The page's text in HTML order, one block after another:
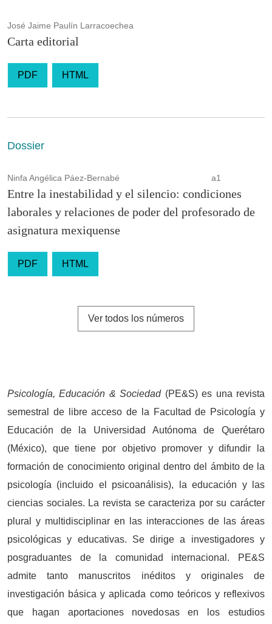
José Jaime Paulín Larracoechea
Carta editorial
PDF HTML
Dossier
Ninfa Angélica Páez-Bernabé a1
Entre la inestabilidad y el silencio: condiciones
laborales y relaciones de poder del profesorado de
asignatura mexiquense
PDF HTML
Ver todos los números
Psicología, Educación & Sociedad(PE&S) es una revista
semestral de libre acceso de la Facultad de Psicología y
Educación de la Universidad Autónoma de Querétaro
(México), que tiene por objetivo promover y difundir la
formación de conocimiento original dentro del ámbito de la
psicología (incluido el psicoanálisis), la educación y las
ciencias sociales. La revista se caracteriza por su carácter
plural y multidisciplinar en las interacciones de las áreas
psicológicas y educativas. Se dirige a investigadores y
posgraduantes de la comunidad internacional. PE&S
admite tanto manuscritos inéditos y originales de
investigación básica y aplicada como teóricos y reflexivos
que hagan aportaciones novedosas en los estudios